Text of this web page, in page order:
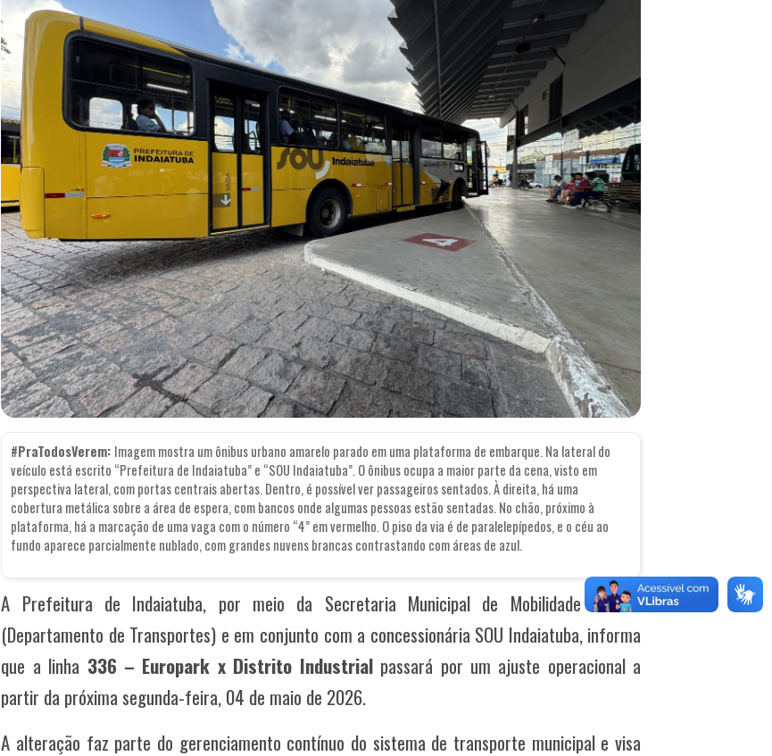
#PraTodosVerem: Imagem mostra um ônibus urbano amarelo parado em uma plataforma de embarque. Na lateral do
veículo está escrito “Prefeitura de Indaiatuba” e “SOU Indaiatuba”. O ônibus ocupa a maior parte da cena, visto em
perspectiva lateral, com portas centrais abertas. Dentro, é possível ver passageiros sentados. À direita, há uma
cobertura metálica sobre a área de espera, com bancos onde algumas pessoas estão sentadas. No chão, próximo à
plataforma, há a marcação de uma vaga com o número “4” em vermelho. O piso da via é de paralelepípedos, e o céu ao
fundo aparece parcialmente nublado, com grandes nuvens brancas contrastando com áreas de azul.
A Prefeitura de Indaiatuba, por meio da Secretaria Municipal de Mobilidade Urbana
(Departamento de Transportes) e em conjunto com a concessionária SOU Indaiatuba, informa
que a linha 336 – Europark x Distrito Industrialpassará por um ajuste operacional a
partir da próxima segunda-feira, 04 de maio de 2026.
A alteração faz parte do gerenciamento contínuo do sistema de transporte municipal e visa